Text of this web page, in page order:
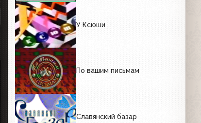
У Ксюши
По вашим письмам
Славянский базар